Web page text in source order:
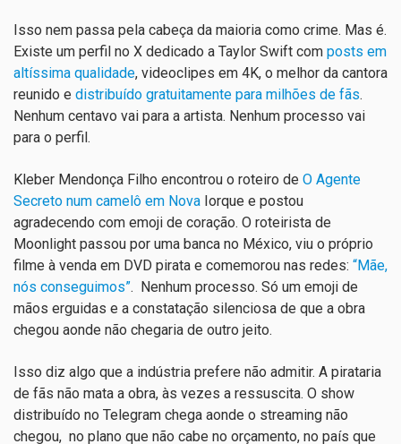
Isso nem passa pela cabeça da maioria como crime. Mas é.
Existe um perfil no X dedicado a Taylor Swift com posts em
altíssima qualidade, videoclipes em 4K, o melhor da cantora
reunido e distribuído gratuitamente para milhões de fãs.
Nenhum centavo vai para a artista. Nenhum processo vai
para o perfil.
Kleber Mendonça Filho encontrou o roteiro de O Agente
Secreto num camelô em Nova Iorque e postou
agradecendo com emoji de coração. O roteirista de
Moonlight passou por uma banca no México, viu o próprio
filme à venda em DVD pirata e comemorou nas redes: “Mãe,
nós conseguimos”. Nenhum processo. Só um emoji de
mãos erguidas e a constatação silenciosa de que a obra
chegou aonde não chegaria de outro jeito.
Isso diz algo que a indústria prefere não admitir. A pirataria
de fãs não mata a obra, às vezes a ressuscita. O show
distribuído no Telegram chega aonde o streaming não
chegou, no plano que não cabe no orçamento, no país que